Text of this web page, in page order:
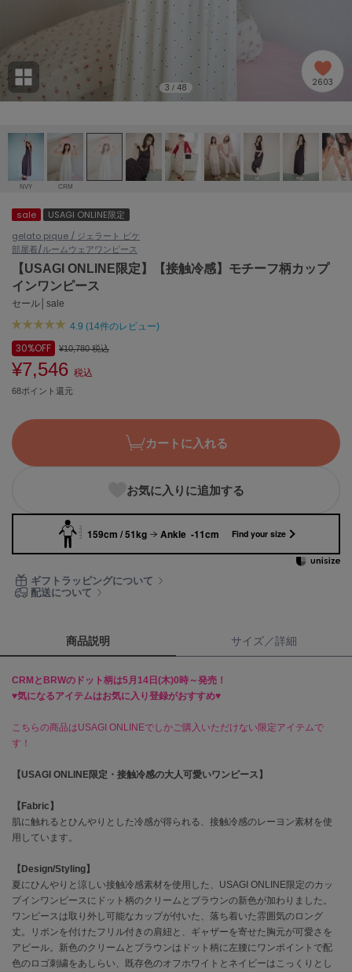
リー (664)
ョン雑貨 (865)
/ランジェリー (127)
ェア (121)
(124)
amabro
アマブロ
Ame no chi Hare
アメノチハレ
アモマ
アニュアンス
ànuke
アンヌーク
ASICS
アシックス
Ballelite
バレリット
BANDOLIER
Barbour
バブアー
Beyond Closet
Calvin Klein
カルバン・クライン
CELFORD
セルフォード
クラークス
コードエー
コール ハーン
CONVERSE
コンバース
DANSKIN
ダンスキン
EIMY ISTOIRE
エイミー イストワール
3 / 48 2603
NVY CRM
sale
USAGI ONLINE限定
gelato pique / ジェラート ピケ
部屋着/ルームウェアワンピース
【USAGI ONLINE限定】【接触冷感】モチーフ柄カップ
インワンピース
セール│sale
4.9 (14件のレビュー)
30%OFF ¥10,780税込
¥7,546 税込
68ポイント還元
カートに入れる
お気に入りに追加する
159cm / 51kg Ankle -11cm Find your size
ギフトラッピングについて
配送について
商品説明 サイズ／詳細
CRMとBRWのドット柄は5月14日(木)0時～発売！
♥気になるアイテムはお気に入り登録がおすすめ♥
こちらの商品はUSAGI ONLINEでしかご購入いただけない限定アイテムで
す！
【USAGI ONLINE限定・接触冷感の大人可愛いワンピース】
【Fabric】
肌に触れるとひんやりとした冷感が得られる、接触冷感のレーヨン素材を使
用しています。
【Design/Styling】
夏にひんやりと涼しい接触冷感素材を使用した、USAGI ONLINE限定のカッ
プインワンピースにドット柄のクリームとブラウンの新色が加わりました。
ワンピースは取り外し可能なカップが付いた、落ち着いた雰囲気のロング
丈。リボンを付けたフリル付きの肩紐と、ギャザーを寄せた胸元が可愛さを
アピール。新色のクリームとブラウンはドット柄に左腰にワンポイントで配
色のロゴ刺繍をあしらい、既存色のオフホワイトとネイビーはこっくりとし